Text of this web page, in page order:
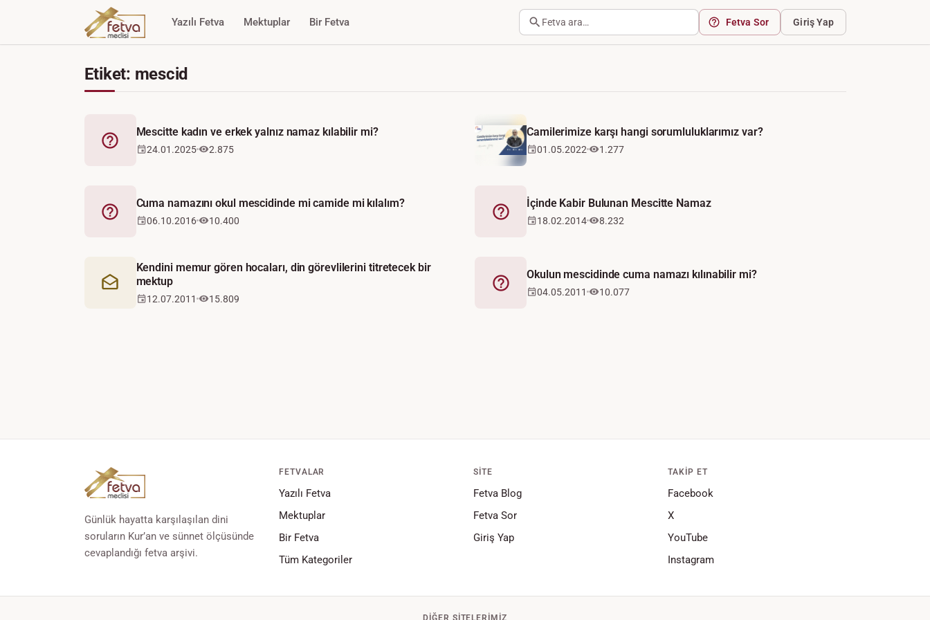
Yazılı Fetva Mektuplar Bir Fetva Fetva ara… Fetva Sor Giriş Yap
Etiket: mescid
Fetva
Mescitte kadın ve erkek yalnız namaz kılabilir mi?
24.01.2025 2.875
Camilerimize karşı hangi sorumluluklarımız var?
01.05.2022 1.277
Fetva
Cuma namazını okul mescidinde mi camide mi kılalım?
06.10.2016 10.400 Fetva
İçinde Kabir Bulunan Mescitte Namaz
18.02.2014 8.232
Mektup
Kendini memur gören hocaları, din görevlilerini titretecek bir
mektup
12.07.2011 15.809
Fetva
Okulun mescidinde cuma namazı kılınabilir mi?
04.05.2011 10.077
Günlük hayatta karşılaşılan dini
soruların Kur’an ve sünnet ölçüsünde
cevaplandığı fetva arşivi.
FETVALAR
Yazılı Fetva
Mektuplar
Bir Fetva
Tüm Kategoriler
SITE
Fetva Blog
Fetva Sor
Giriş Yap
TAKIP ET
Facebook
X
YouTube
Instagram
DIĞER SITELERIMIZ